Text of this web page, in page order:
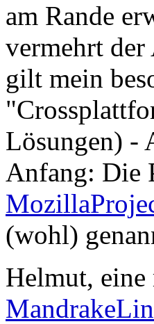
am Rande
vermehrt
gilt mein
Lösungen) -
Anfang: Die
(wohl)
Helmut,